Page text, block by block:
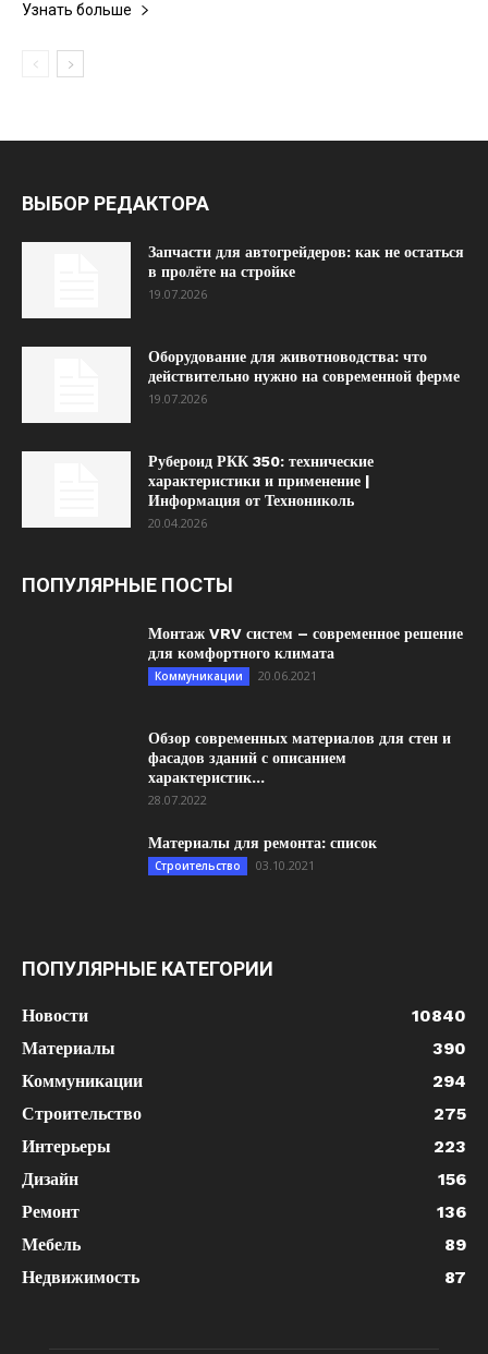
Узнать больше
ВЫБОР РЕДАКТОРА
Запчасти для автогрейдеров: как не остаться
в пролёте на стройке
19.07.2026
Оборудование для животноводства: что
действительно нужно на современной ферме
19.07.2026
Рубероид РКК 350: технические
характеристики и применение |
Информация от Технониколь
20.04.2026
ПОПУЛЯРНЫЕ ПОСТЫ
Монтаж VRV систем – современное решение
для комфортного климата
Коммуникации 20.06.2021
Обзор современных материалов для стен и
фасадов зданий с описанием
характеристик...
28.07.2022
Материалы для ремонта: список
Строительство 03.10.2021
ПОПУЛЯРНЫЕ КАТЕГОРИИ
Новости
10840
Материалы
390
Коммуникации
294
Строительство
275
Интерьеры
223
Дизайн
156
Ремонт
136
Мебель
89
Недвижимость
87